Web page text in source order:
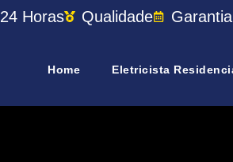
24 Horas Qualidade Garantia
Home Eletricista